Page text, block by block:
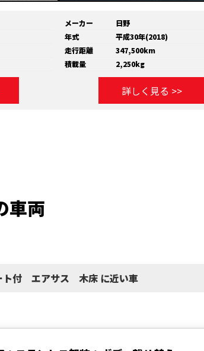
メーカー
日野
年式
平成30年(2018)
走行距離
347,500km
積載量
2,250kg
詳しく見る >>
車両
付 エアサス 木床 に近い車